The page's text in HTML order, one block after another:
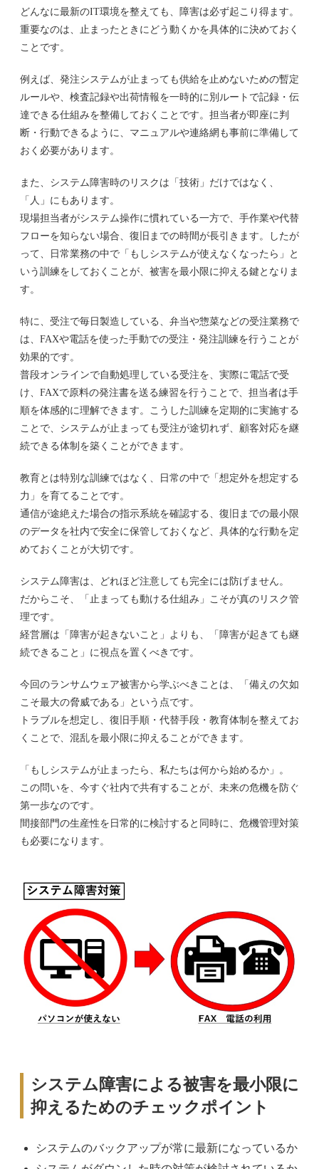
どんなに最新のIT環境を整えても、障害は必ず起こり得ます。
重要なのは、止まったときにどう動くかを具体的に決めておく
ことです。
例えば、発注システムが止まっても供給を止めないための暫定
ルールや、検査記録や出荷情報を一時的に別ルートで記録・伝
達できる仕組みを整備しておくことです。担当者が即座に判
断・行動できるように、マニュアルや連絡網も事前に準備して
おく必要があります。
また、システム障害時のリスクは「技術」だけではなく、
「人」にもあります。
現場担当者がシステム操作に慣れている一方で、手作業や代替
フローを知らない場合、復旧までの時間が長引きます。したが
って、日常業務の中で「もしシステムが使えなくなったら」と
いう訓練をしておくことが、被害を最小限に抑える鍵となりま
す。
特に、受注で毎日製造している、弁当や惣菜などの受注業務で
は、FAXや電話を使った手動での受注・発注訓練を行うことが
効果的です。
普段オンラインで自動処理している受注を、実際に電話で受
け、FAXで原料の発注書を送る練習を行うことで、担当者は手
順を体感的に理解できます。こうした訓練を定期的に実施する
ことで、システムが止まっても受注が途切れず、顧客対応を継
続できる体制を築くことができます。
教育とは特別な訓練ではなく、日常の中で「想定外を想定する
力」を育てることです。
通信が途絶えた場合の指示系統を確認する、復旧までの最小限
のデータを社内で安全に保管しておくなど、具体的な行動を定
めておくことが大切です。
システム障害は、どれほど注意しても完全には防げません。
だからこそ、「止まっても動ける仕組み」こそが真のリスク管
理です。
経営層は「障害が起きないこと」よりも、「障害が起きても継
続できること」に視点を置くべきです。
今回のランサムウェア被害から学ぶべきことは、「備えの欠如
こそ最大の脅威である」という点です。
トラブルを想定し、復旧手順・代替手段・教育体制を整えてお
くことで、混乱を最小限に抑えることができます。
「もしシステムが止まったら、私たちは何から始めるか」。
この問いを、今すぐ社内で共有することが、未来の危機を防ぐ
第一歩なのです。
間接部門の生産性を日常的に検討すると同時に、危機管理対策
も必要になります。
システム障害による被害を最小限に
抑えるためのチェックポイント
システムのバックアップが常に最新になっているか